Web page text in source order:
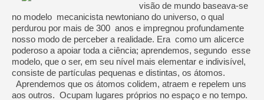
visão de mundo baseava-se
no modelo mecanicista newtoniano do universo, o qual
perdurou por mais de 300 anos e impregnou profundamente
nosso modo de perceber a realidade. Era como um alicerce
poderoso a apoiar toda a ciência; aprendemos, segundo esse
modelo, que o ser, em seu nível mais elementar e indivisível,
consiste de partículas pequenas e distintas, os átomos.
Aprendemos que os átomos colidem, atraem e repelem uns
aos outros. Ocupam lugares próprios no espaço e no tempo.